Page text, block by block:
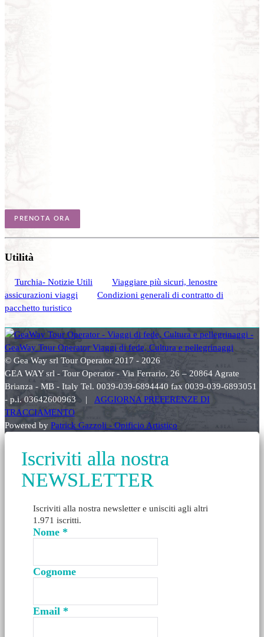
PRENOTA ORA
Utilità
Turchia- Notizie Utili
Viaggiare più sicuri, lenostre
assicurazioni viaggi
Condizioni generali di contratto di
pacchetto turistico
© Gea Way srl Tour Operator 2017 - 2026
GEA WAY srl - Tour Operator - Via Ferrario, 26 – 20864 Agrate
Brianza - MB - Italy Tel. 0039-039-6894440 fax 0039-039-6893051
- p.i. 03642600963 | AGGIORNA PREFERENZE DI
TRACCIAMENTO
Powered by Patrick Gazzoli - Opificio Artistico
Iscriviti alla nostra
NEWSLETTER
Iscriviti alla nostra newsletter e unisciti agli altri
1.971 iscritti.
Nome *
Cognome
Email *